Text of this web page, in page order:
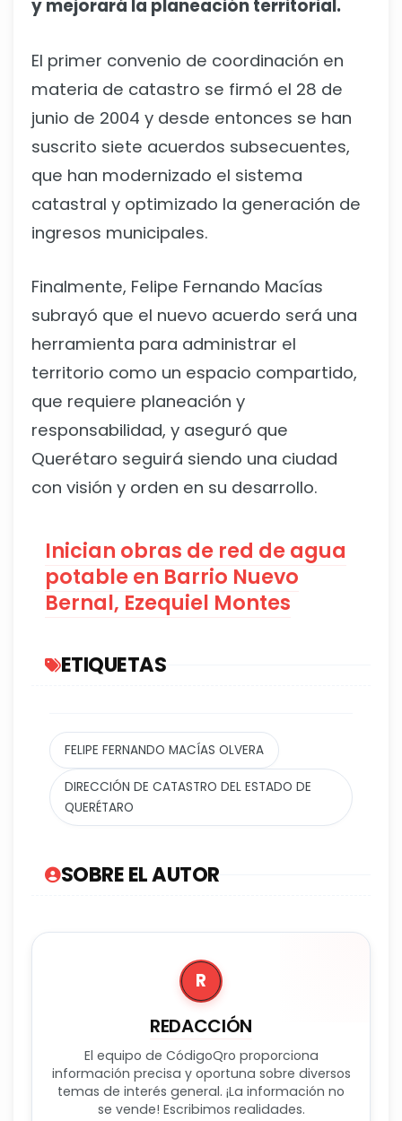
y mejorará la planeación territorial.
El primer convenio de coordinación en
materia de catastro se firmó el 28 de
junio de 2004 y desde entonces se han
suscrito siete acuerdos subsecuentes,
que han modernizado el sistema
catastral y optimizado la generación de
ingresos municipales.
Finalmente, Felipe Fernando Macías
subrayó que el nuevo acuerdo será una
herramienta para administrar el
territorio como un espacio compartido,
que requiere planeación y
responsabilidad, y aseguró que
Querétaro seguirá siendo una ciudad
con visión y orden en su desarrollo.
Inician obras de red de agua
potable en Barrio Nuevo
Bernal, Ezequiel Montes
ETIQUETAS
FELIPE FERNANDO MACÍAS OLVERA
DIRECCIÓN DE CATASTRO DEL ESTADO DE
QUERÉTARO
SOBRE EL AUTOR
R
REDACCIÓN
El equipo de CódigoQro proporciona
información precisa y oportuna sobre diversos
temas de interés general. ¡La información no
se vende! Escribimos realidades.